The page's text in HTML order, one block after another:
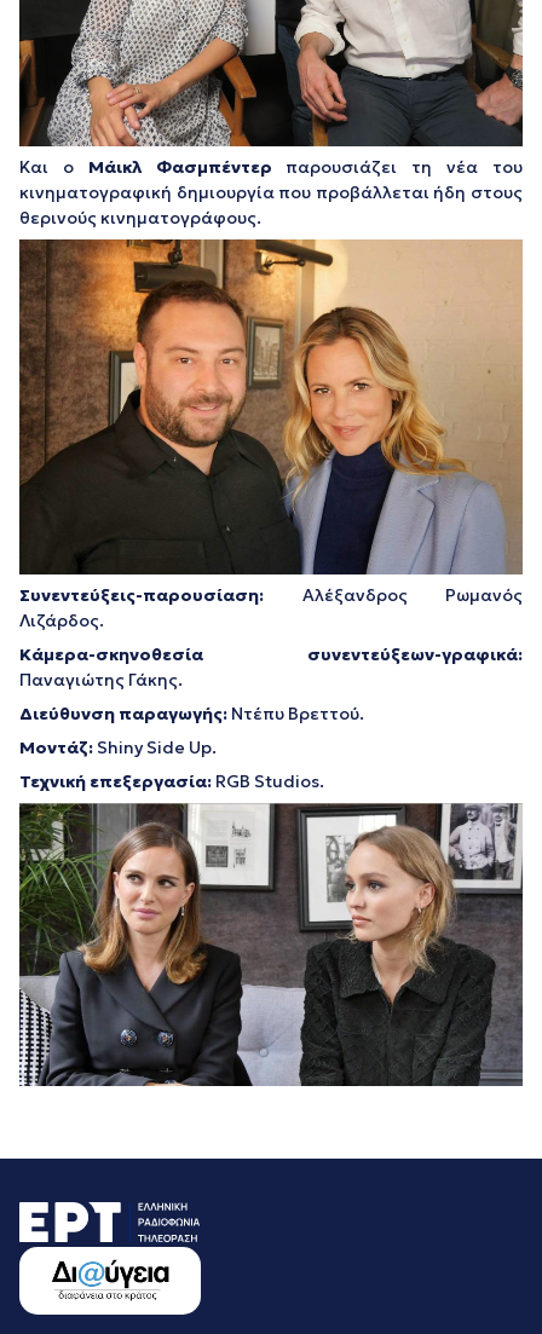
Και ο Μάικλ Φασμπέντερ παρουσιάζει τη νέα του
κινηματογραφική δημιουργία που προβάλλεται ήδη στους
θερινούς κινηματογράφους.
Συνεντεύξεις-παρουσίαση: Αλέξανδρος Ρωμανός
Λιζάρδος.
Κάμερα-σκηνοθεσία συνεντεύξεων-γραφικά:
Παναγιώτης Γάκης.
Διεύθυνση παραγωγής: Ντέπυ Βρεττού.
Μοντάζ: Shiny Side Up.
Τεχνική επεξεργασία: RGB Studios.